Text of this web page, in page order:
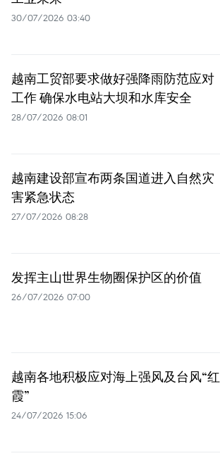
30/07/2026 03:40
越南工贸部要求做好强降雨防范应对
工作 确保水电站大坝和水库安全
28/07/2026 08:01
越南建设部宣布两条国道进入自然灾
害紧急状态
27/07/2026 08:28
发挥主山世界生物圈保护区的价值
26/07/2026 07:00
越南各地积极应对海上强风及台风“红
霞”
24/07/2026 15:06